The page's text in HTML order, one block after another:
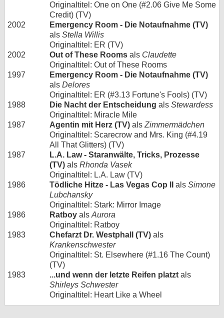
Originaltitel: One on One (#2.06 Give Me Some
Credit) (TV)
2002
Emergency Room - Die Notaufnahme (TV)
als Stella Willis
Originaltitel: ER (TV)
2002
Out of These Rooms als Claudette
Originaltitel: Out of These Rooms
1997
Emergency Room - Die Notaufnahme (TV)
als Delores
Originaltitel: ER (#3.13 Fortune's Fools) (TV)
1988
Die Nacht der Entscheidung als Stewardess
Originaltitel: Miracle Mile
1987
Agentin mit Herz (TV) als Zimmermädchen
Originaltitel: Scarecrow and Mrs. King (#4.19
All That Glitters) (TV)
1987
L.A. Law - Staranwälte, Tricks, Prozesse
(TV) als Rhonda Vasek
Originaltitel: L.A. Law (TV)
1986
Tödliche Hitze - Las Vegas Cop II als Simone
Lubchansky
Originaltitel: Stark: Mirror Image
1986
Ratboy als Aurora
Originaltitel: Ratboy
1983
Chefarzt Dr. Westphall (TV) als
Krankenschwester
Originaltitel: St. Elsewhere (#1.16 The Count)
(TV)
1983
...und wenn der letzte Reifen platzt als
Shirleys Schwester
Originaltitel: Heart Like a Wheel